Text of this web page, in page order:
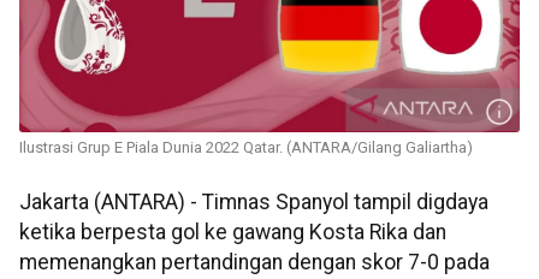
Ilustrasi Grup E Piala Dunia 2022 Qatar. (ANTARA/Gilang Galiartha)
Jakarta (ANTARA) - Timnas Spanyol tampil digdaya
ketika berpesta gol ke gawang Kosta Rika dan
memenangkan pertandingan dengan skor 7-0 pada